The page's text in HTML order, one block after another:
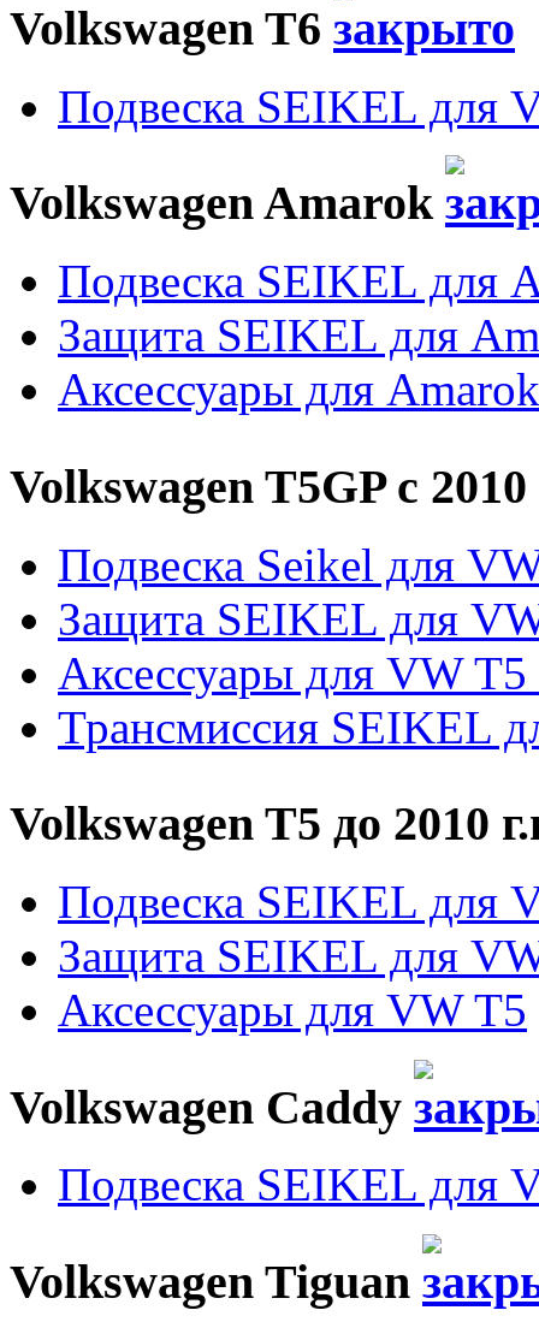
Volkswagen T6
Подвеска SEIKEL для
Volkswagen Amarok
Подвеска SEIKEL для
Защита SEIKEL для
Аксессуары для Amarok
Volkswagen T5GP c
Подвеска Seikel для
Защита SEIKEL для
Аксессуары для VW T5
Трансмиссия SEIKEL
Volkswagen T5 до 2010
Подвеска SEIKEL для
Защита SEIKEL для
Аксессуары для VW T5
Volkswagen Caddy
Подвеска SEIKEL для
Volkswagen Tiguan